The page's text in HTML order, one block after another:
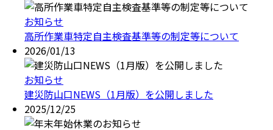
お知らせ
高所作業車特定自主検査基準等の制定等について
2026/01/13
お知らせ
建災防山口NEWS（1月版）を公開しました
2025/12/25